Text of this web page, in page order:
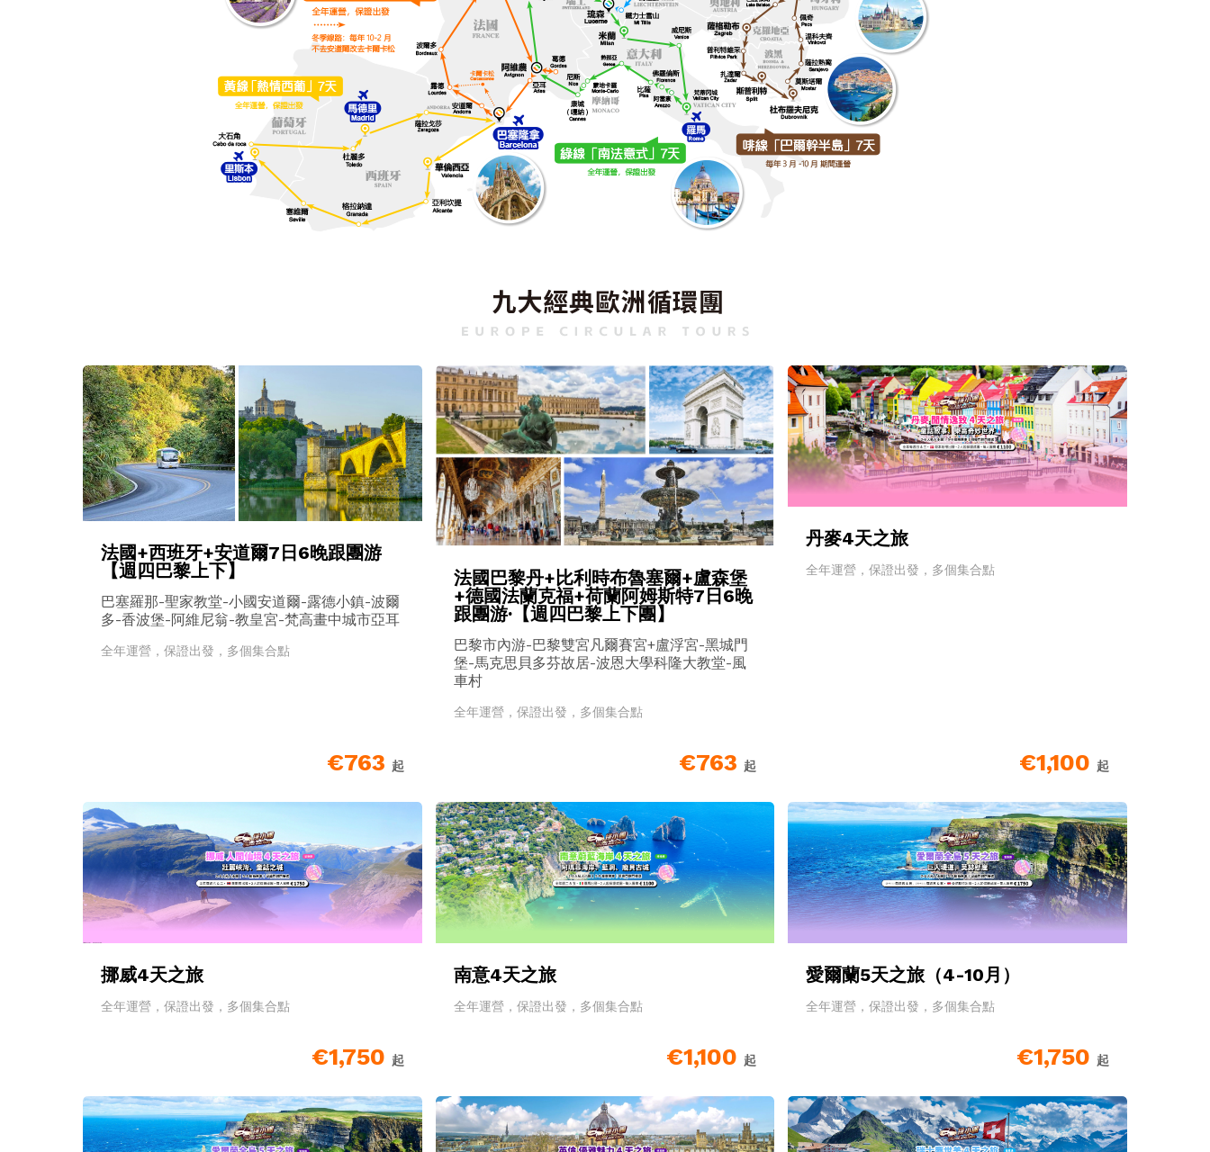
法國+西班牙+安道爾7日6晚跟團游
【週四巴黎上下】
巴塞羅那-聖家教堂-小國安道爾-露德小鎮-波爾
多-香波堡-阿維尼翁-教皇宮-梵高畫中城市亞耳
全年運營，保證出發，多個集合點
€763 起
法國巴黎丹+比利時布魯塞爾+盧森堡
+德國法蘭克福+荷蘭阿姆斯特7日6晚
跟團游·【週四巴黎上下團】
巴黎市內游-巴黎雙宮凡爾賽宮+盧浮宮-黑城門
堡-馬克思貝多芬故居-波恩大學科隆大教堂-風
車村
全年運營，保證出發，多個集合點
€763 起
丹麥4天之旅
全年運營，保證出發，多個集合點
€1,100 起
挪威4天之旅
全年運營，保證出發，多個集合點
€1,750 起
南意4天之旅
全年運營，保證出發，多個集合點
€1,100 起
愛爾蘭5天之旅（4-10月）
全年運營，保證出發，多個集合點
€1,750 起